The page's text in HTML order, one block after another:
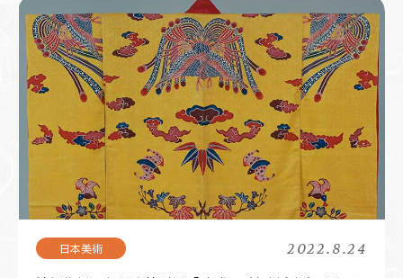
2022.8.24